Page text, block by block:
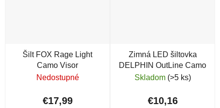
Šilt FOX Rage Light
Camo Visor
Nedostupné
€17,99
Zimná LED šiltovka
DELPHIN OutLine Camo
Skladom (>5 ks)
€10,16